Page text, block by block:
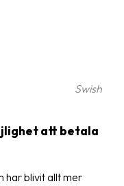
Swish
att betala
har blivit allt mer